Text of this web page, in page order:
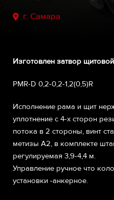
г. Самара
Изготовлен затвор
PMR-D 0,2-0,2-1,2(0,5)R
Исполнение рама и щит
уплотнение с 4-х сторон
потока в 2 стороны, винт
метизы А2, в комплекте
регулируемая 3,9-4,4 м.
Управление ручное что
установки -анкерное.